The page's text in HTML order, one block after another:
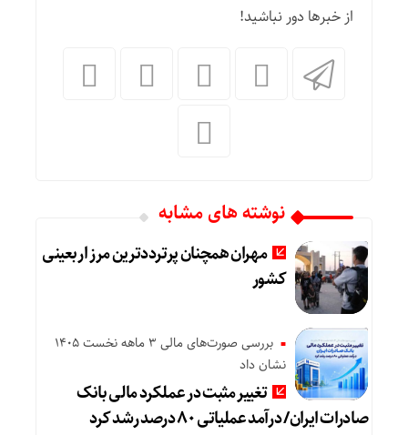
از خبرها دور نباشید!
نوشته های مشابه
مهران همچنان پرترددترین مرز اربعینی
کشور
بررسی صورت‌های مالی 3 ماهه نخست 1405
نشان داد
تغییر مثبت در عملکرد مالی بانک
صادرات ایران/ درآمد عملیاتی ۸۰ درصد رشد کرد